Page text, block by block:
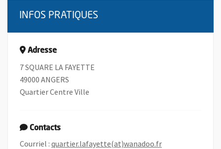
INFOS PRATIQUES
Adresse
7 SQUARE LA FAYETTE
49000 ANGERS
Quartier Centre Ville
Contacts
Courriel : quartier.lafayette(at)wanadoo.fr, Ouvre une